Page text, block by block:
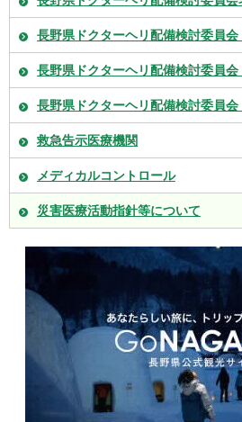
長野県ドクターヘリ配備検討委員会
長野県ドクターヘリ配備検討委員会
長野県ドクターヘリ配備検討委員会
救急告示医療機関
メディカルコントロール
災害医療活動指針等について